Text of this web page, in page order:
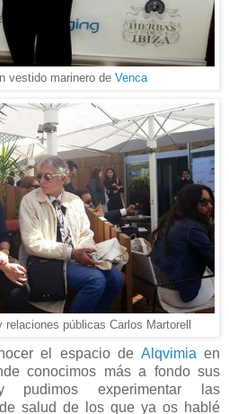
vestido marinero de Venca
públicas Carlos Martorell
el espacio de Alqvimia en
conocimos más a fondo sus
pudimos experimentar las
salud de los que ya os hablé